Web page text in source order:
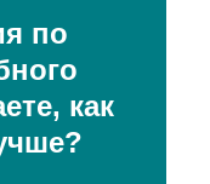
по
как